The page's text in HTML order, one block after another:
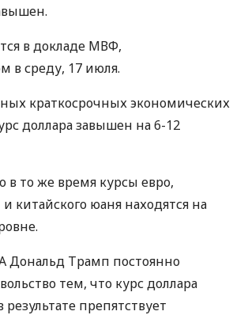
в докладе МВФ,
в среду, 17 июля.
краткосрочных экономических
доллара завышен на 6-12
в то же время курсы евро,
китайского юаня находятся на
Дональд Трамп постоянно
тем, что курс доллара
препятствует